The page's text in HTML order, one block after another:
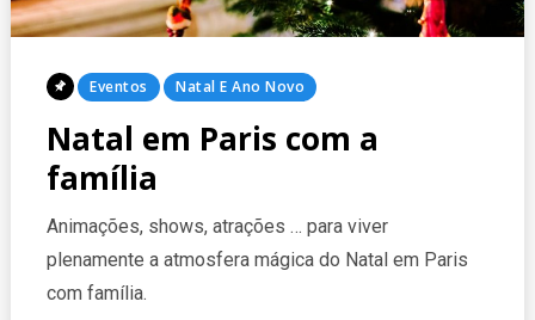
Posted
Eventos Natal E Ano Novo
Natal em Paris com a
família
Animações, shows, atrações … para viver
plenamente a atmosfera mágica do Natal em Paris
com família.